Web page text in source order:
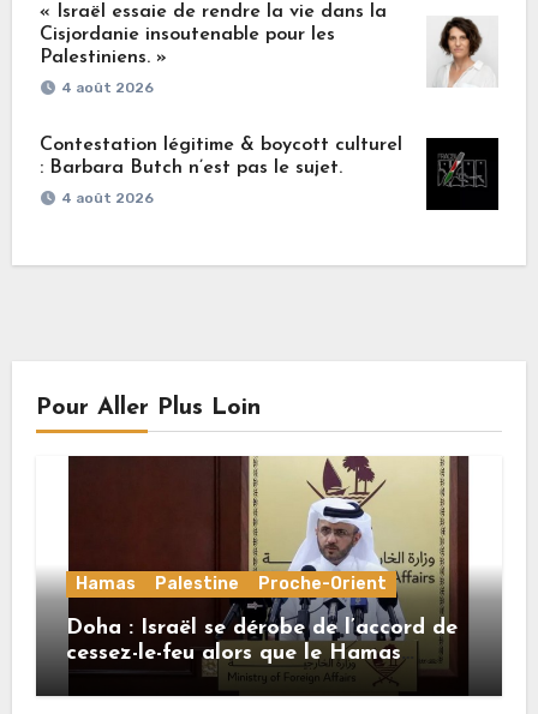
« Israël essaie de rendre la vie dans la
Cisjordanie insoutenable pour les
Palestiniens. »
4 août 2026
Contestation légitime & boycott culturel
: Barbara Butch n’est pas le sujet.
4 août 2026
Pour Aller Plus Loin
Hamas Palestine Proche-Orient
Doha : Israël se dérobe de l’accord de
cessez-le-feu alors que le Hamas
honore ses engagements